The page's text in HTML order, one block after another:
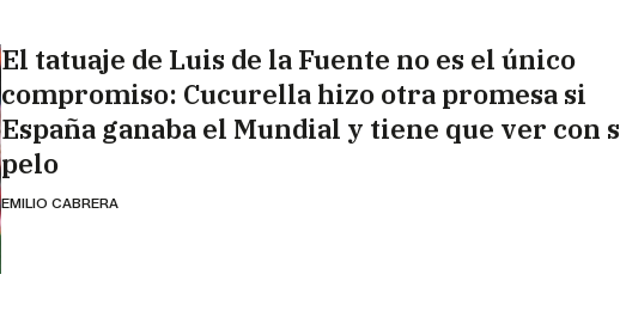
El tatuaje de Luis de la Fuente no es el único
compromiso: Cucurella hizo otra promesa si
España ganaba el Mundial y tiene que ver con
pelo
EMILIO CABRERA